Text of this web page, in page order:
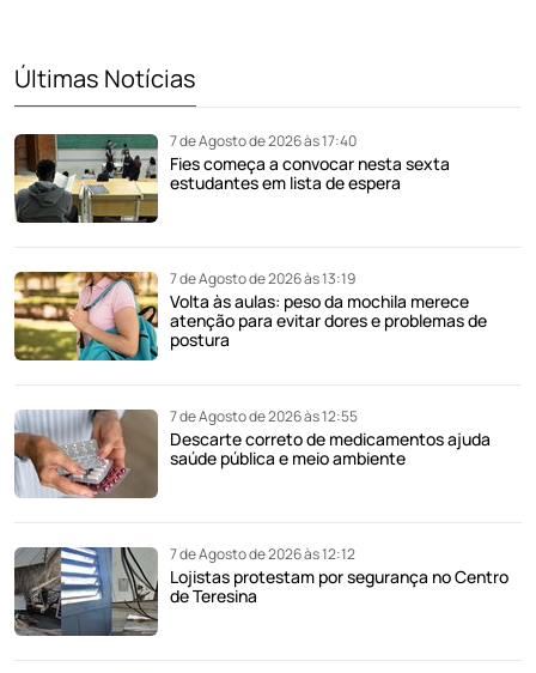
Últimas Notícias
7 de Agosto de 2026 às 17:40
Fies começa a convocar nesta sexta
estudantes em lista de espera
7 de Agosto de 2026 às 13:19
Volta às aulas: peso da mochila merece
atenção para evitar dores e problemas de
postura
7 de Agosto de 2026 às 12:55
Descarte correto de medicamentos ajuda
saúde pública e meio ambiente
7 de Agosto de 2026 às 12:12
Lojistas protestam por segurança no Centro
de Teresina